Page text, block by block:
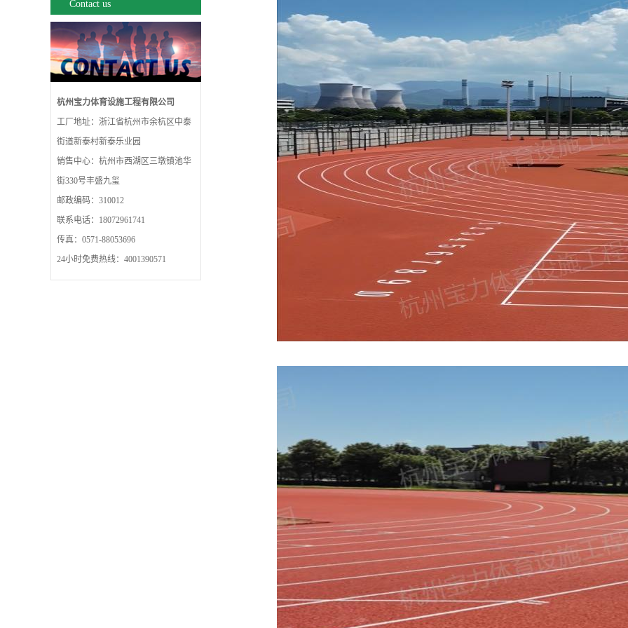
Contact us
杭州宝力体育设施工程有限公司
工厂地址：浙江省杭州市余杭区中泰
街道新泰村新泰乐业园
销售中心：杭州市西湖区三墩镇池华
街330号丰盛九玺
邮政编码：310012
联系电话：18072961741
传真：0571-88053696
24小时免费热线：4001390571